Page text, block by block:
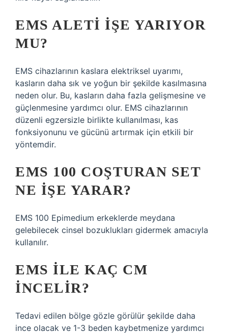
EMS ALETI IŞE YARIYOR
MU?
EMS cihazlarının kaslara elektriksel uyarımı,
kasların daha sık ve yoğun bir şekilde kasılmasına
neden olur. Bu, kasların daha fazla gelişmesine ve
güçlenmesine yardımcı olur. EMS cihazlarının
düzenli egzersizle birlikte kullanılması, kas
fonksiyonunu ve gücünü artırmak için etkili bir
yöntemdir.
EMS 100 COŞTURAN SET
NE İŞE YARAR?
EMS 100 Epimedium erkeklerde meydana
gelebilecek cinsel bozuklukları gidermek amacıyla
kullanılır.
EMS ILE KAÇ CM
INCELIR?
Tedavi edilen bölge gözle görülür şekilde daha
ince olacak ve 1-3 beden kaybetmenize yardımcı